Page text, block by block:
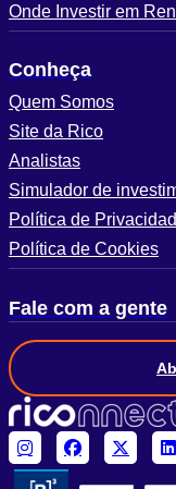
Onde Investir em
Conheça
Quem Somos
Site da Rico
Analistas
Simulador de
Política de
Política de Cookies
Fale com a gente